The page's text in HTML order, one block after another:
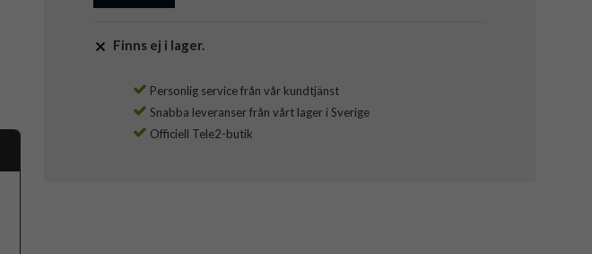
Finns ej i lager.
Personlig service från vår kundtjänst
Snabba leveranser från vårt lager i Sverige
Officiell Tele2-butik